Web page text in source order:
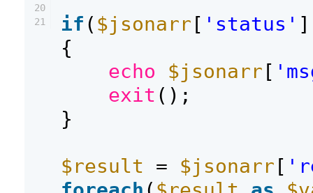
20
21
if ( $jsonarr [ 'status'
{
echo
$jsonarr [
exit ();
}
$result = $jsonarr [